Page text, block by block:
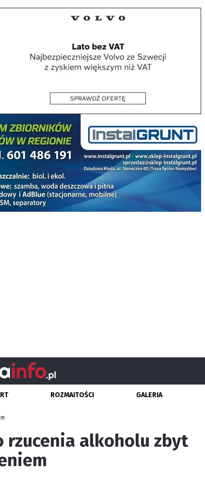
ROZMAITOŚCI GALERIA
rzucenia alkoholu zbyt